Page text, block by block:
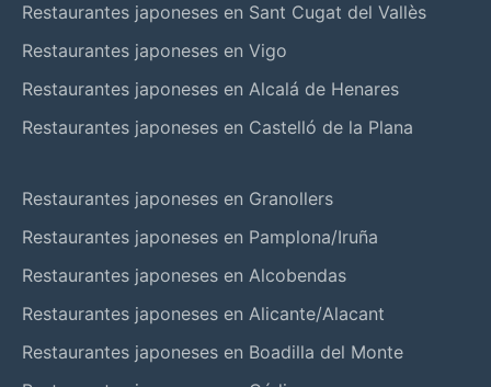
Restaurantes japoneses en Sant Cugat del Vallès
Restaurantes japoneses en Vigo
Restaurantes japoneses en Alcalá de Henares
Restaurantes japoneses en Castelló de la Plana
Restaurantes japoneses en Granollers
Restaurantes japoneses en Pamplona/Iruña
Restaurantes japoneses en Alcobendas
Restaurantes japoneses en Alicante/Alacant
Restaurantes japoneses en Boadilla del Monte